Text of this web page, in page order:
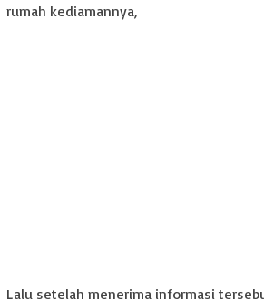
rumah kediamannya,
Lalu setelah menerima informasi